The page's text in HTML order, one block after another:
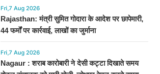
Fri,7 Aug 2026
Rajasthan: मंत्री सुमित गोदारा के आदेश पर छापेमारी,
44 फर्मों पर कार्रवाई, लाखों का जुर्माना
Fri,7 Aug 2026
Nagaur : शराब कारोबारी ने देसी कट्टा दिखाते समय